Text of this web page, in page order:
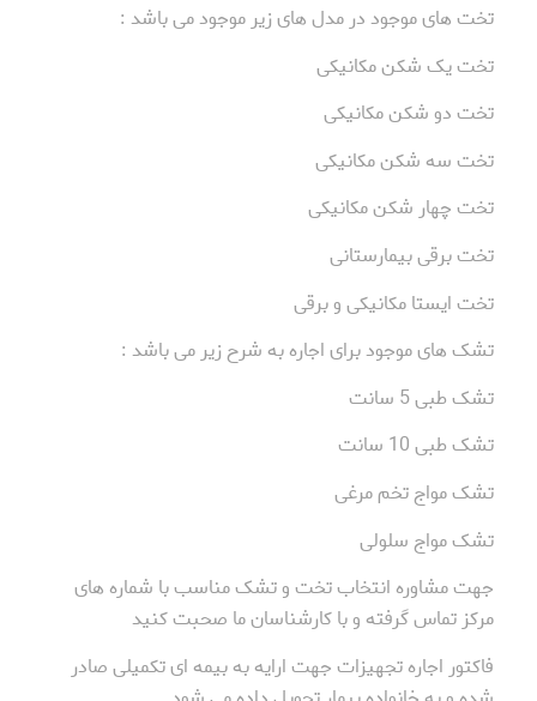
تخت های موجود در مدل های زیر موجود می باشد :
تخت یک شکن مکانیکی
تخت دو شکن مکانیکی
تخت سه شکن مکانیکی
تخت چهار شکن مکانیکی
تخت برقی بیمارستانی
تخت ایستا مکانیکی و برقی
تشک های موجود برای اجاره به شرح زیر می باشد :
تشک طبی 5 سانت
تشک طبی 10 سانت
تشک مواج تخم مرغی
تشک مواج سلولی
جهت مشاوره انتخاب تخت و تشک مناسب با شماره های
مرکز تماس گرفته و با کارشناسان ما صحبت کنید
فاکتور اجاره تجهیزات جهت ارایه به بیمه ای تکمیلی صادر